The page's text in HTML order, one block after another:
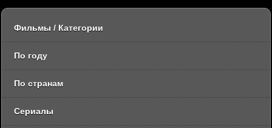
Фильмы / Категории
По году
По странам
Сериалы